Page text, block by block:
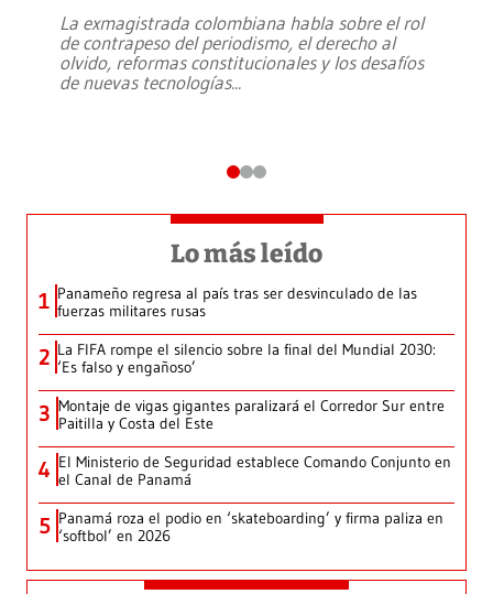
La exmagistrada colombiana habla sobre el rol
de contrapeso del periodismo, el derecho al
olvido, reformas constitucionales y los desafíos
de nuevas tecnologías...
Lo más leído
1 Panameño regresa al país tras ser desvinculado de las
fuerzas militares rusas
2 La FIFA rompe el silencio sobre la final del Mundial 2030:
‘Es falso y engañoso’
3 Montaje de vigas gigantes paralizará el Corredor Sur entre
Paitilla y Costa del Este
4 El Ministerio de Seguridad establece Comando Conjunto en
el Canal de Panamá
5 Panamá roza el podio en ‘skateboarding’ y firma paliza en
‘softbol’ en 2026